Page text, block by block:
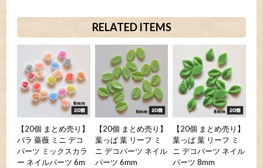
RELATED ITEMS
【20個 まとめ売り】
バラ 薔薇 ミニ デコ
パーツ ミックスカラ
ー ネイルパーツ 6m
【20個 まとめ売り】
葉っぱ 葉 リーフ ミ
ニ デコパーツ ネイル
パーツ 6mm
【20個 まとめ売り】
葉っぱ 葉 リーフ ミ
ニ デコパーツ ネイル
パーツ 8mm